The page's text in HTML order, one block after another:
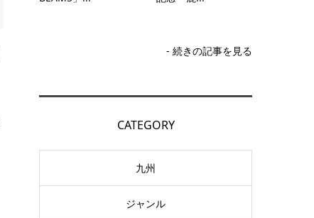
- 続きの記事を見る
CATEGORY
九州
ジャンル